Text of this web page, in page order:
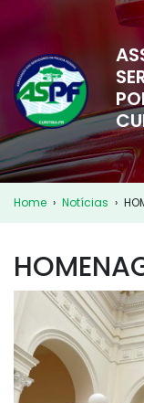
Home › Notícias ›